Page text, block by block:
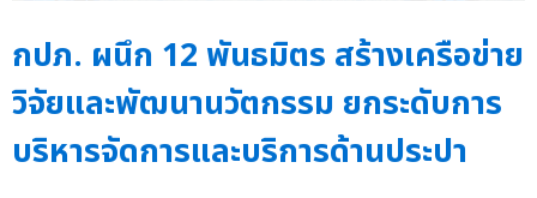
กปภ. ผนึก 12 พันธมิตร สร้างเครือข่าย
วิจัยและพัฒนานวัตกรรม ยกระดับการ
บริหารจัดการและบริการด้านประปา